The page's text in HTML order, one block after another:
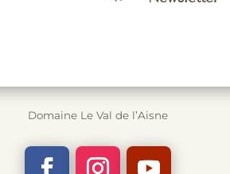
Domaine Le Val de l’Aisne